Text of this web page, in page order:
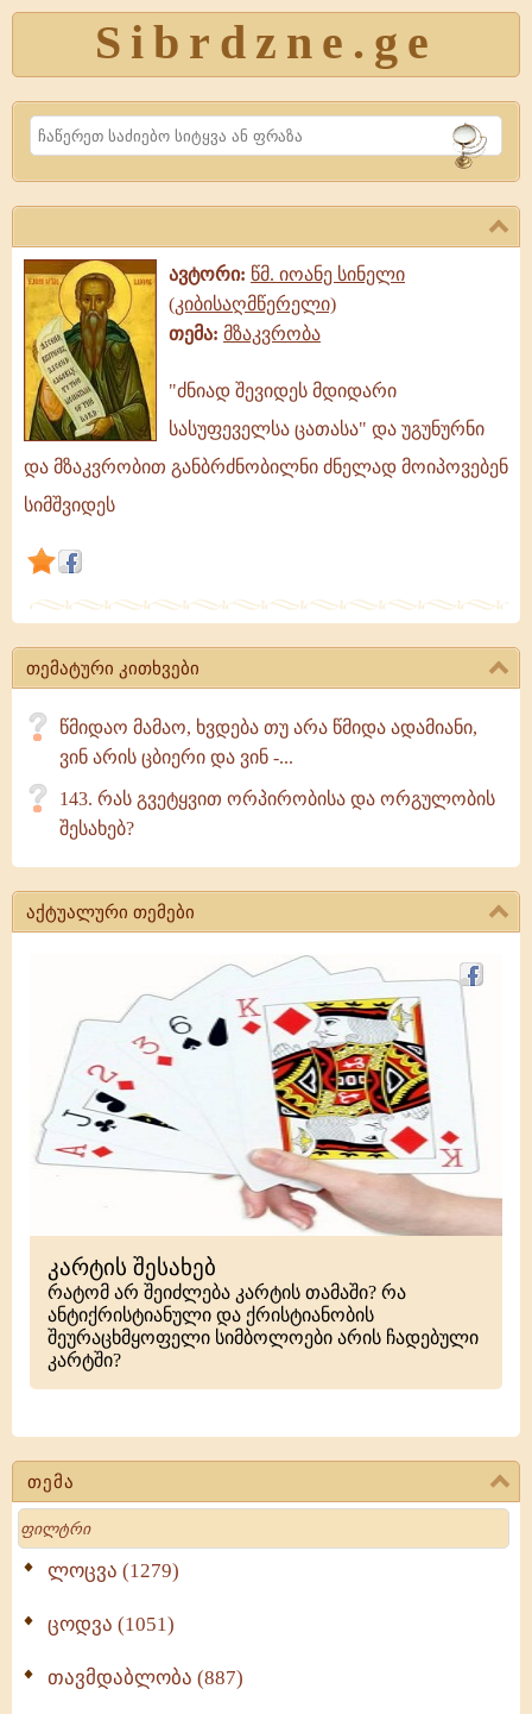
Sibrdzne.ge
Search
თემა
Search
ლოცვა (1279)
ცოდვა (1051)
თავმდაბლობა (887)
ავტორი: წმ. იოანე სინელი
(კიბისაღმწერელი)
თემა: მზაკვრობა
ძნიად
შევიდეს
მდიდარი
სასუფეველსა
და
და
მზაკვრობით
განბრძნობილნი
ძნელად
მოიპოვებენ
"ძნიად შევიდეს მდიდარი
სასუფეველსა ცათასა" და უგუნურნი
და მზაკვრობით განბრძნობილნი ძნელად მოიპოვებენ
სიმშვიდეს
თემატური კითხვები
წმიდაო მამაო, ხვდება თუ არა წმიდა ადამიანი,
ვინ არის ცბიერი და ვინ -...
143. რას გვეტყვით ორპირობისა და ორგულობის
შესახებ?
აქტუალური თემები
კარტის შესახებ
რატომ არ შეიძლება კარტის თამაში? რა
ანტიქრისტიანული და ქრისტიანობის
შეურაცხმყოფელი სიმბოლოები არის ჩადებული
კარტში?